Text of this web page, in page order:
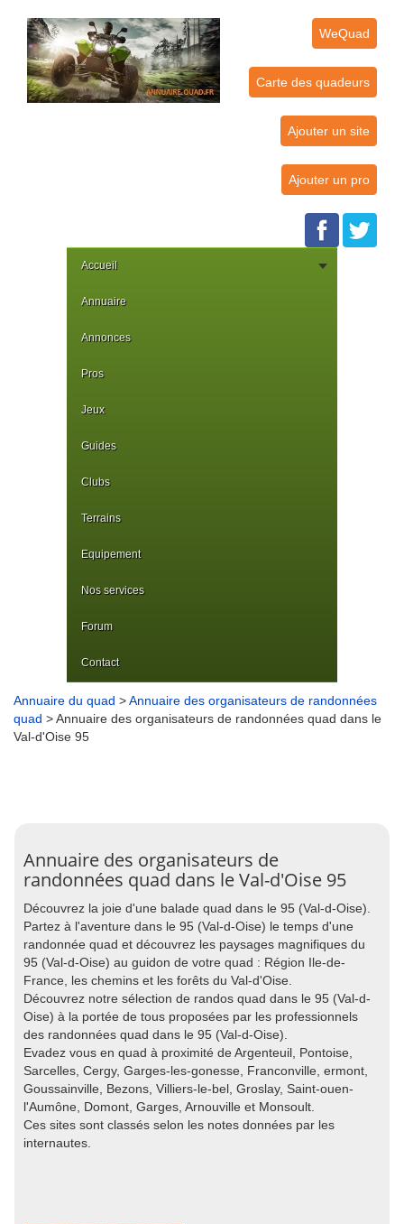
WeQuad
Carte des quadeurs
Ajouter un site
Ajouter un pro
Accueil
Annuaire
Annonces
Pros
Jeux
Guides
Clubs
Terrains
Equipement
Nos services
Forum
Contact
Annuaire du quad >Annuaire des organisateurs de randonnées
quad > Annuaire des organisateurs de randonnées quad dans le
Val-d'Oise 95
Annuaire des organisateurs de
randonnées quad dans le Val-d'Oise 95
Découvrez la joie d'une balade quad dans le 95 (Val-d-Oise).
Partez à l'aventure dans le 95 (Val-d-Oise) le temps d'une
randonnée quad et découvrez les paysages magnifiques du
95 (Val-d-Oise) au guidon de votre quad : Région Ile-de-
France, les chemins et les forêts du Val-d'Oise.
Découvrez notre sélection de randos quad dans le 95 (Val-d-
Oise) à la portée de tous proposées par les professionnels
des randonnées quad dans le 95 (Val-d-Oise).
Evadez vous en quad à proximité de Argenteuil, Pontoise,
Sarcelles, Cergy, Garges-les-gonesse, Franconville, ermont,
Goussainville, Bezons, Villiers-le-bel, Groslay, Saint-ouen-
l'Aumône, Domont, Garges, Arnouville et Monsoult.
Ces sites sont classés selon les notes données par les
internautes.